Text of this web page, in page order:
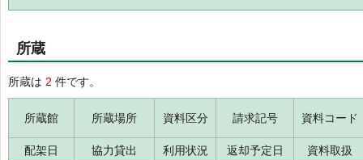
所蔵
所蔵は 2 件です。
所蔵館 所蔵場所 資料区分 請求記号 資料コード
配架日 協力貸出 利用状況 返却予定日 資料取扱